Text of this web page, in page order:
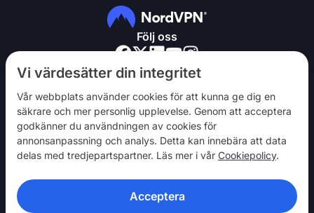
Vi värdesätter din integritet
Vår webbplats använder cookies för att kunna ge dig en
säkrare och mer personlig upplevelse. Genom att acceptera
godkänner du användningen av cookies för
annonsanpassning och analys. Detta kan innebära att data
delas med tredjepartspartner. Läs mer i vår Cookiepolicy.
Acceptera
Följ oss
NordVPN
Engagera dig
Hjälp
Upptäck